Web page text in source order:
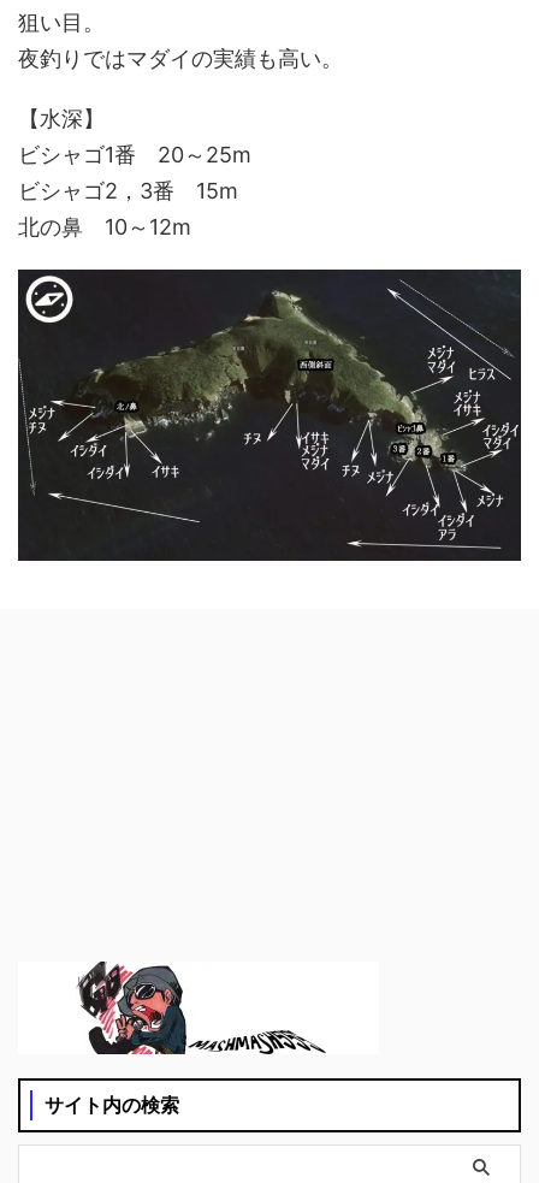
狙い目。
夜釣りではマダイの実績も高い。
【水深】
ビシャゴ1番 20～25m
ビシャゴ2，3番 15m
北の鼻 10～12m
サイト内の検索